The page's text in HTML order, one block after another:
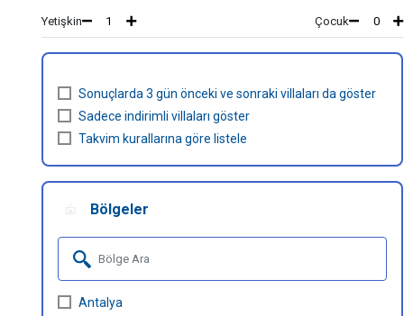
Kapalı Havuzlu Villalar
Denize Yakın Villalar
Deniz Manzaralı Villalar
Lüks Villalar
Havuz Isıtmalı Villalar
Evcil Hayvan İzinli Yazlıklar
Kaş
Sapanca
5
Fırsatlar
Bilgi Sayfaları
İletişim
Yetişkin Çocuk
Sonuçlarda 3 gün önceki ve sonraki villaları da göster
Sadece indirimli villaları göster
Takvim kurallarına göre listele
Bölgeler
Antalya